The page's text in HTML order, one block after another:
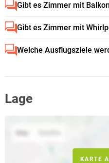
Gibt es Zimmer mit
Gibt es Zimmer mit
Welche Ausflugsziele
Lage
KARTE